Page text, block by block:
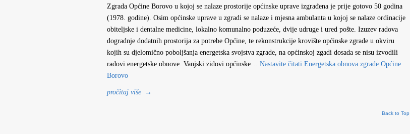
Zgrada Općine Borovo u kojoj se nalaze prostorije općinske uprave izgrađena je prije gotovo 50 godina
(1978. godine). Osim općinske uprave u zgradi se nalaze i mjesna ambulanta u kojoj se nalaze ordinacije
obiteljske i dentalne medicine, lokalno komunalno poduzeće, dvije udruge i ured pošte. Izuzev radova
dogradnje dodatnih prostorija za potrebe Općine, te rekonstrukcije krovište općinske zgrade u okviru
kojih su djelomično poboljšanja energetska svojstva zgrade, na općinskoj zgadi dosada se nisu izvodili
radovi energetske obnove. Vanjski zidovi općinske… Nastavite čitati Energetska obnova zgrade Općine
Borovo
pročitaj više →
Back to Top